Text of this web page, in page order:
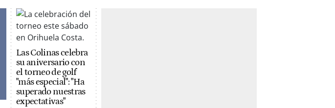
Las Colinas celebra
su aniversario con
el torneo de golf
"más especial": "Ha
superado nuestras
expectativas"